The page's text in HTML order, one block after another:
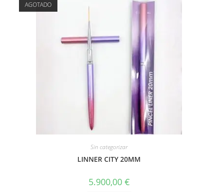
AGOTADO
Sin categorizar
LINNER CITY 20MM
5.900,00 €